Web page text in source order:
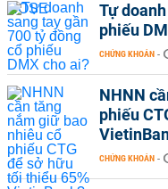
Tự
phiếu
CHỨNG KHOÁN -
NHNN
phiếu
CHỨNG KHOÁN -